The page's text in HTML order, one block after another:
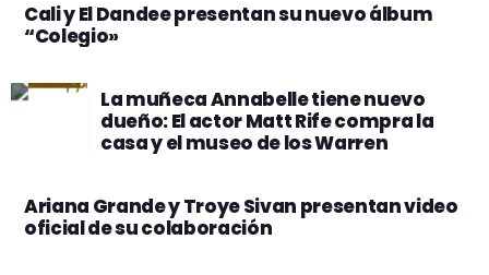
Cali y El Dandee presentan su nuevo álbum
“Colegio»
La muñeca Annabelle tiene nuevo
dueño: El actor Matt Rife compra la
casa y el museo de los Warren
Ariana Grande y Troye Sivan presentan video
oficial de su colaboración